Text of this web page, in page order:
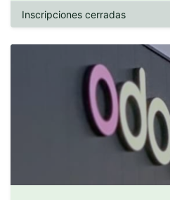
Inscripciones cerradas